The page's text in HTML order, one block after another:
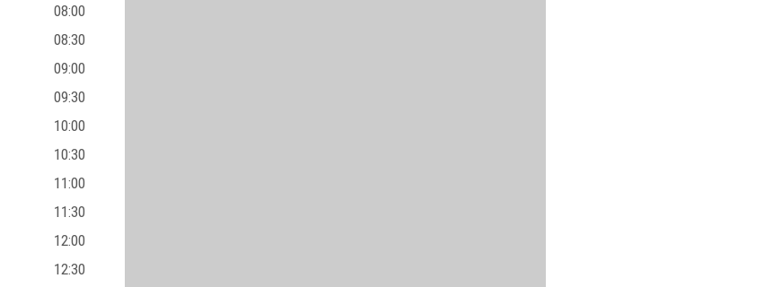
08:00
08:30
09:00
09:30
10:00
10:30
11:00
11:30
12:00
12:30